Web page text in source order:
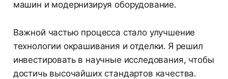
машин и модернизируя оборудование.
Важной частью процесса стало улучшение
технологии окрашивания и отделки. Я решил
инвестировать в научные исследования, чтобы
достичь высочайших стандартов качества.